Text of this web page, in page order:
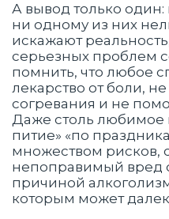
А вывод только
ни одному из них
искажают
серьезных проблем
помнить, что любое
лекарство от боли,
согревания и не
Даже столь любимое
питие» «по
множеством рисков,
непоправимый вред
причиной
которым может